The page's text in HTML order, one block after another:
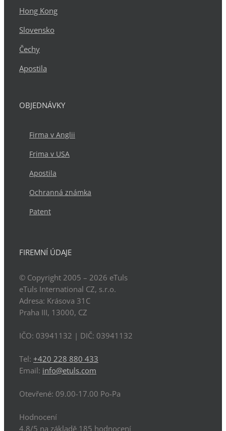
Hong Kong
Slovensko
Čechy
Apostila
OBJEDNÁVKY
Firma v Anglii
Frima v USA
Apostila
Ochranná známka
Patent
FIREMNÍ ÚDAJE
© Copyright 2005 – 2026 eTuls
eTuls International CZ, s.r.o.
Adresa: Krásova 31C
Praha III, 13000, CZ
IČO: 03941132 | DIČ: 03941132
Tel: +420 228 880 433
Email: info@etuls.com
Otevřené: 09.00-17.00 Po-Pa
Hodnocení
4.8/5 na základě 185 hodnocení